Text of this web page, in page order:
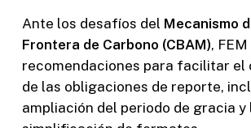
Ante los desafíos del Mecanismo
Frontera de Carbono (CBAM),
recomendaciones para facilitar el
de las obligaciones de reporte,
ampliación del periodo de gracia y